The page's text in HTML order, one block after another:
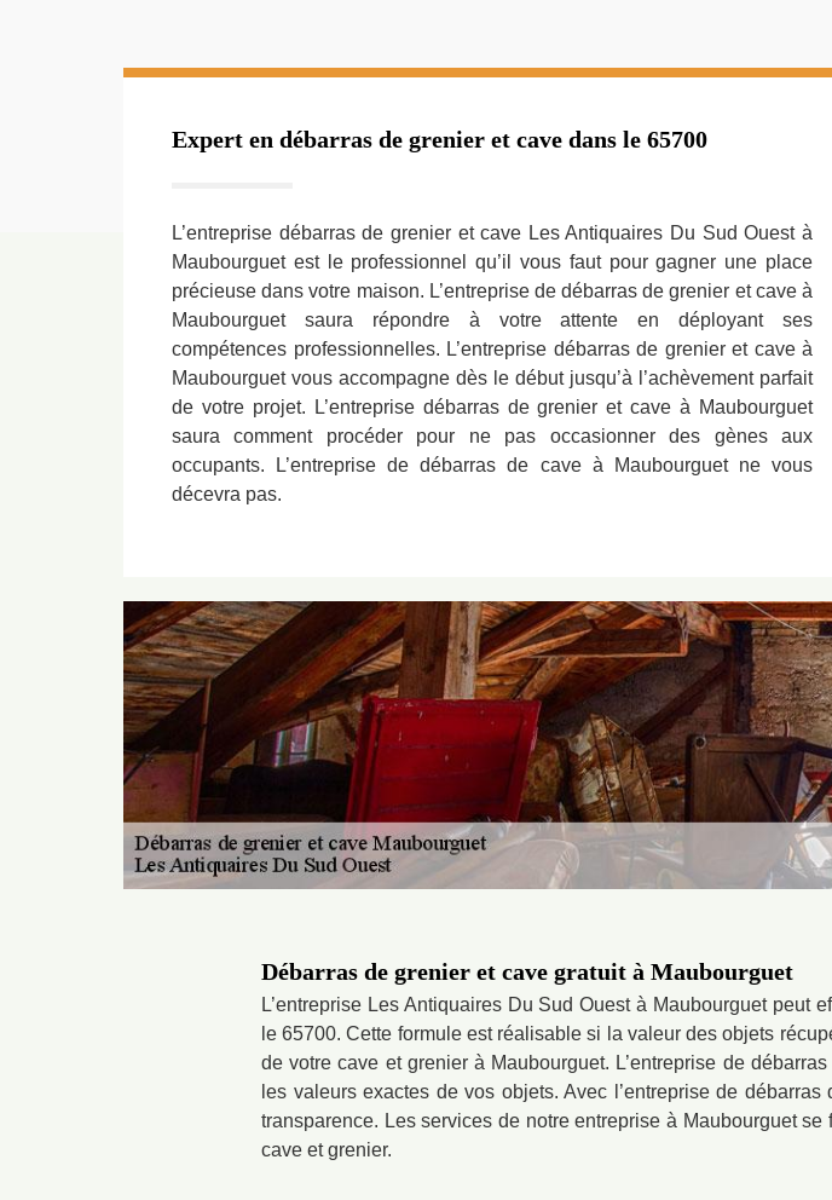
Expert en débarras de grenier et cave dans le 65700
L’entreprise débarras de grenier et cave Les Antiquaires Du Sud Ouest à
Maubourguet est le professionnel qu’il vous faut pour gagner une place
précieuse dans votre maison. L’entreprise de débarras de grenier et cave à
Maubourguet saura répondre à votre attente en déployant ses
compétences professionnelles. L’entreprise débarras de grenier et cave à
Maubourguet vous accompagne dès le début jusqu’à l’achèvement parfait
de votre projet. L’entreprise débarras de grenier et cave à Maubourguet
saura comment procéder pour ne pas occasionner des gènes aux
occupants. L’entreprise de débarras de cave à Maubourguet ne vous
décevra pas.
Débarras de grenier et cave gratuit à Maubourguet
L’entreprise Les Antiquaires Du Sud Ouest à Maubourguet peut
le 65700. Cette formule est réalisable si la valeur des objets
de votre cave et grenier à Maubourguet. L’entreprise de
les valeurs exactes de vos objets. Avec l’entreprise de
transparence. Les services de notre entreprise à Maubourguet
cave et grenier.